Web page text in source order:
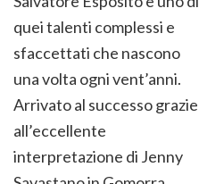
quei talenti complessi e
sfaccettati che nascono
una volta ogni vent’anni.
Arrivato al successo grazie
all’eccellente
interpretazione di Jenny